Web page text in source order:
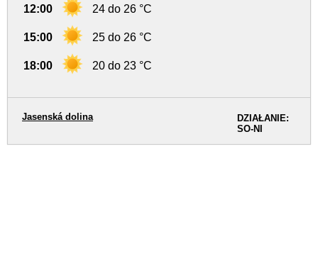
12:00 24 do 26 °C
15:00 25 do 26 °C
18:00 20 do 23 °C
DZIAŁANIE:
SO-NI
Jasenská dolina